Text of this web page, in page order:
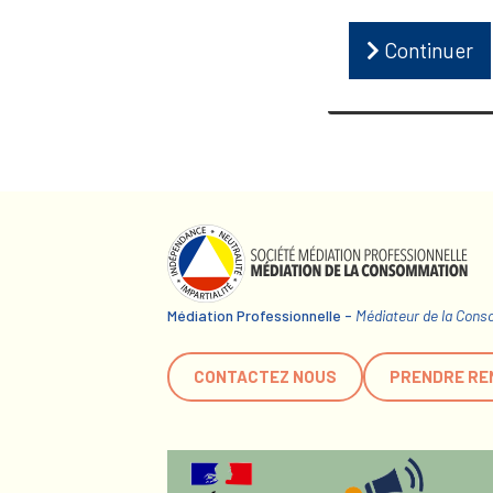
Continuer
Médiation Professionnelle - Médiateur de la
CONTACTEZ NOUS PRENDRE